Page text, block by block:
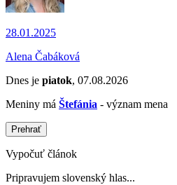
28.01.2025
Alena Čabáková
Dnes je piatok, 07.08.2026
Meniny má Štefánia - význam mena
Prehrať
Vypočuť článok
Pripravujem slovenský hlas...